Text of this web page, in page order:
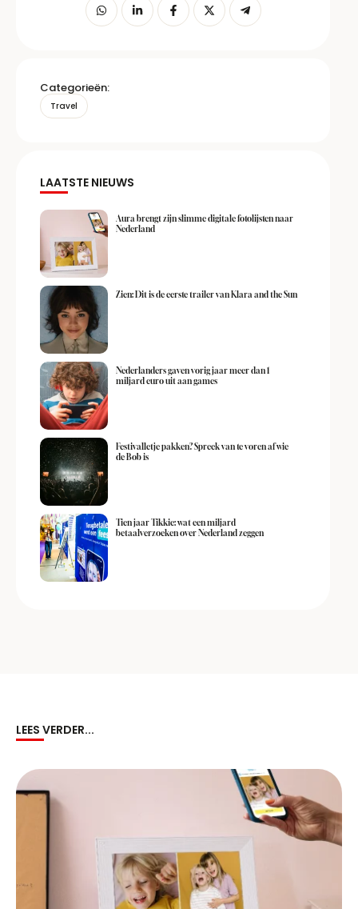
Categorieën:
Travel
LAATSTE NIEUWS
Aura brengt zijn slimme digitale fotolijsten naar
Nederland
Zien: Dit is de eerste trailer van Klara and the Sun
Nederlanders gaven vorig jaar meer dan 1
miljard euro uit aan games
Festivalletje pakken? Spreek van te voren af wie
de Bob is
Tien jaar Tikkie: wat een miljard
betaalverzoeken over Nederland zeggen
LEES VERDER...